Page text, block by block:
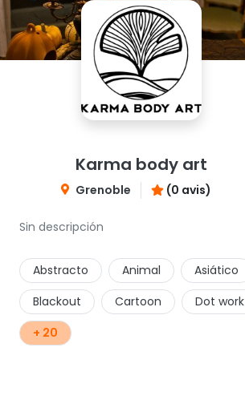
Karma body art
Grenoble (0 avis)
Sin descripción
Abstracto Animal
Asiático
Blackout
Cartoon
Dot work
+ 20